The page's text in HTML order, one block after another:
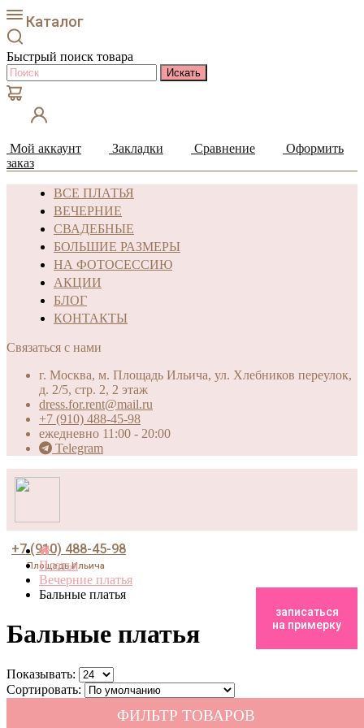
Каталог
Быстрый поиск товара
Мой аккаунт Закладки Сравнение
Оформить
заказ
ВСЕ ПЛАТЬЯ
ВЕЧЕРНИЕ
СВАДЕБНЫЕ
БОЛЬШИЕ РАЗМЕРЫ
НА ФОТОСЕССИЮ
АКЦИИ
БЛОГ
КОНТАКТЫ
Связаться с нами
г. Москва, м. Площадь Ильича, ул. Хлебников переулок,
д. 2/5, стр. 2, 2 этаж
dress.for.rent@mail.ru
+7 (910) 488-45-98
ежедневно 11:00 - 20:00
Telegram
+7 (910) 488-45-98
Площадь Ильича
записаться
на примерку
Платья
Вечерние платья
Бальные платья
Бальные платья
Показывать:
Сортировать:
ФИЛЬТР ТОВАРОВ